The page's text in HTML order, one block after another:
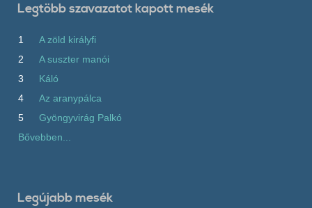
Legtöbb szavazatot kapott mesék
1
A zöld királyfi
2
A suszter manói
3
Káló
4
Az aranypálca
5
Gyöngyvirág Palkó
Bővebben...
Legújabb mesék